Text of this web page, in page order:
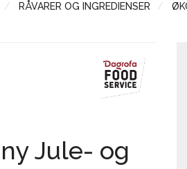
RÅVARER OG INGREDIENSER
Jule- og